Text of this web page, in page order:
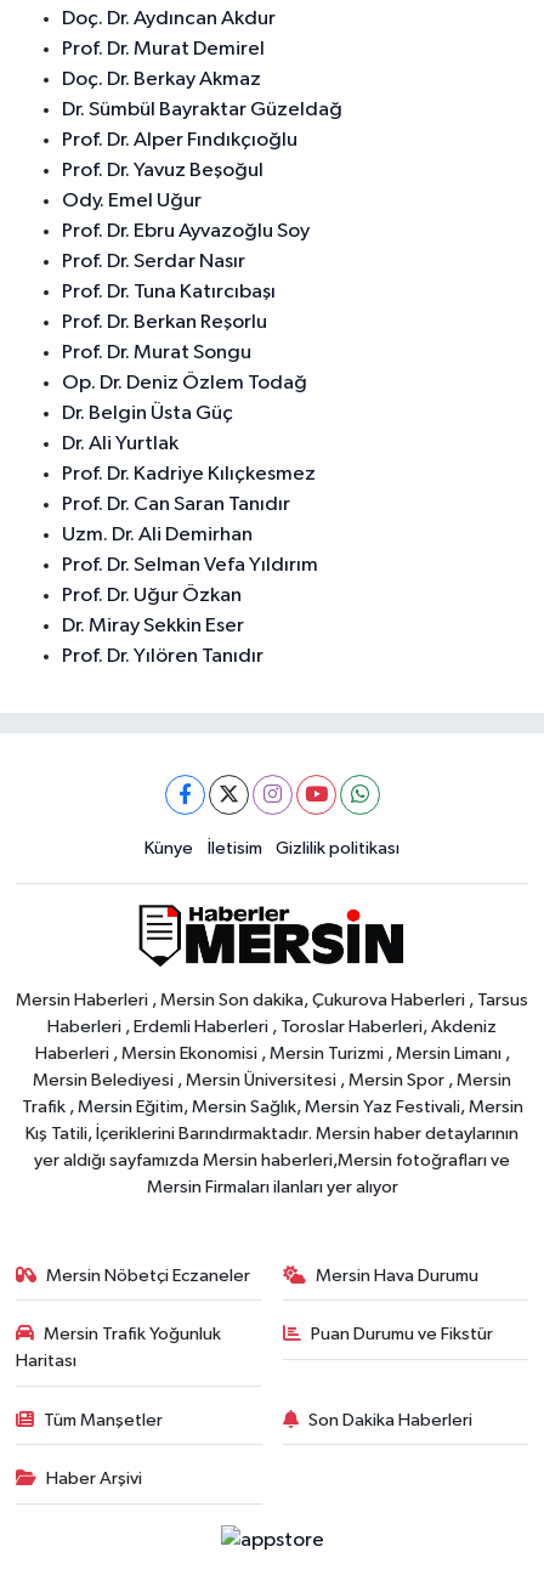
Doç. Dr. Aydıncan Akdur
Prof. Dr. Murat Demirel
Doç. Dr. Berkay Akmaz
Dr. Sümbül Bayraktar Güzeldağ
Prof. Dr. Alper Fındıkçıoğlu
Prof. Dr. Yavuz Beşoğul
Ody. Emel Uğur
Prof. Dr. Ebru Ayvazoğlu Soy
Prof. Dr. Serdar Nasır
Prof. Dr. Tuna Katırcıbaşı
Prof. Dr. Berkan Reşorlu
Prof. Dr. Murat Songu
Op. Dr. Deniz Özlem Todağ
Dr. Belgin Üsta Güç
Dr. Ali Yurtlak
Prof. Dr. Kadriye Kılıçkesmez
Prof. Dr. Can Saran Tanıdır
Uzm. Dr. Ali Demirhan
Prof. Dr. Selman Vefa Yıldırım
Prof. Dr. Uğur Özkan
Dr. Miray Sekkin Eser
Prof. Dr. Yılören Tanıdır
Künye İletisim Gizlilik politikası
Mersin Haberleri , Mersin Son dakika, Çukurova Haberleri , Tarsus
Haberleri , Erdemli Haberleri , Toroslar Haberleri, Akdeniz
Haberleri , Mersin Ekonomisi , Mersin Turizmi , Mersin Limanı ,
Mersin Belediyesi , Mersin Üniversitesi , Mersin Spor , Mersin
Trafik , Mersin Eğitim, Mersin Sağlık, Mersin Yaz Festivali, Mersin
Kış Tatili, İçeriklerini Barındırmaktadır. Mersin haber detaylarının
yer aldığı sayfamızda Mersin haberleri,Mersin fotoğrafları ve
Mersin Firmaları ilanları yer alıyor
Mersin Nöbetçi Eczaneler Mersin Hava Durumu
Mersin Trafik Yoğunluk
Haritası
Puan Durumu ve Fikstür
Tüm Manşetler Son Dakika Haberleri
Haber Arşivi